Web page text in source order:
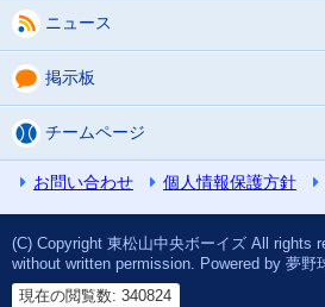
ニュース
掲示板
チームページ
お問い合わせ 個人情報保護方針
(C) Copyright 東松山中央ボーイズ All rights
without written permission. Powered by 夢野
現在の閲覧数: 340824